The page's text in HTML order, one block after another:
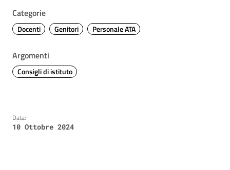
Categorie
Docenti Genitori Personale ATA
Argomenti
Consigli di istituto
Data:
10 Ottobre 2024